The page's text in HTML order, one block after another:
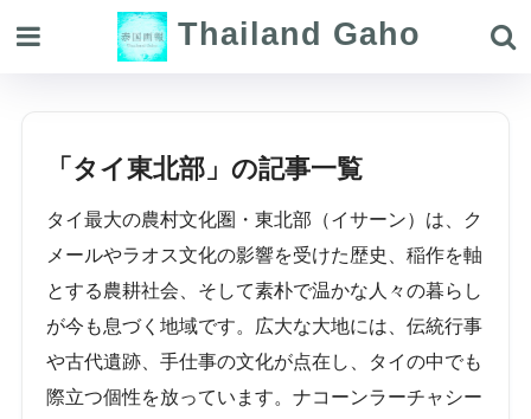
Thailand Gaho
「タイ東北部」の記事一覧
タイ最大の農村文化圏・東北部（イサーン）は、ク
メールやラオス文化の影響を受けた歴史、稲作を軸
とする農耕社会、そして素朴で温かな人々の暮らし
が今も息づく地域です。広大な大地には、伝統行事
や古代遺跡、手仕事の文化が点在し、タイの中でも
際立つ個性を放っています。ナコーンラーチャシー